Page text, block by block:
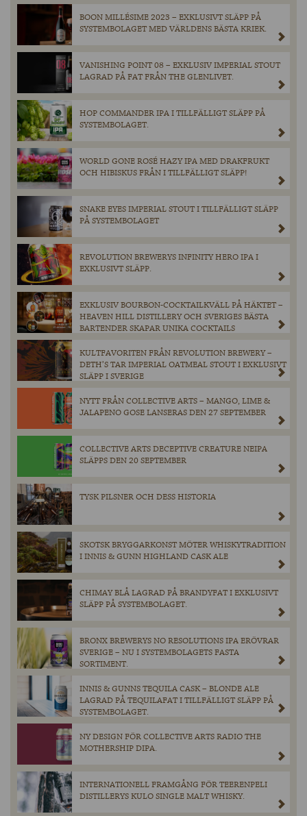
BOON MILLÉSIME 2023 – EXKLUSIVT SLÄPP PÅ
SYSTEMBOLAGET MED VÄRLDENS BÄSTA KRIEK.
VANISHING POINT 08 – EXKLUSIV IMPERIAL STOUT
LAGRAD PÅ FAT FRÅN THE GLENLIVET.
HOP COMMANDER IPA I TILLFÄLLIGT SLÄPP PÅ
SYSTEMBOLAGET.
WORLD GONE ROSÉ HAZY IPA MED DRAKFRUKT
OCH HIBISKUS FRÅN I TILLFÄLLIGT SLÄPP!
SNAKE EYES IMPERIAL STOUT I TILLFÄLLIGT SLÄPP
PÅ SYSTEMBOLAGET
REVOLUTION BREWERYS INFINITY HERO IPA I
EXKLUSIVT SLÄPP.
EXKLUSIV BOURBON-COCKTAILKVÄLL PÅ HÄKTET –
HEAVEN HILL DISTILLERY OCH SVERIGES BÄSTA
BARTENDER SKAPAR UNIKA COCKTAILS
KULTFAVORITEN FRÅN REVOLUTION BREWERY –
DETH’S TAR IMPERIAL OATMEAL STOUT I EXKLUSIVT
SLÄPP I SVERIGE
NYTT FRÅN COLLECTIVE ARTS – MANGO, LIME &
JALAPENO GOSE LANSERAS DEN 27 SEPTEMBER
COLLECTIVE ARTS DECEPTIVE CREATURE NEIPA
SLÄPPS DEN 20 SEPTEMBER
TYSK PILSNER OCH DESS HISTORIA
SKOTSK BRYGGARKONST MÖTER WHISKYTRADITION
I INNIS & GUNN HIGHLAND CASK ALE
CHIMAY BLÅ LAGRAD PÅ BRANDYFAT I EXKLUSIVT
SLÄPP PÅ SYSTEMBOLAGET.
BRONX BREWERYS NO RESOLUTIONS IPA ERÖVRAR
SVERIGE – NU I SYSTEMBOLAGETS FASTA
SORTIMENT.
INNIS & GUNNS TEQUILA CASK – BLONDE ALE
LAGRAD PÅ TEQUILAFAT I TILLFÄLLIGT SLÄPP PÅ
SYSTEMBOLAGET.
NY DESIGN FÖR COLLECTIVE ARTS RADIO THE
MOTHERSHIP DIPA.
INTERNATIONELL FRAMGÅNG FÖR TEERENPELI
DISTILLERYS KULO SINGLE MALT WHISKY.